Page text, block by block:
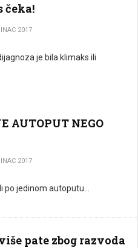
čeka!
2017
je bila klimaks ili
AUTOPUT NEGO
2017
jedinom autoputu...
pate zbog razvoda